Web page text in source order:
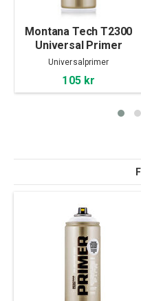
Montana Tech T2300
Universal Primer
400ml
Universalprimer
105 kr